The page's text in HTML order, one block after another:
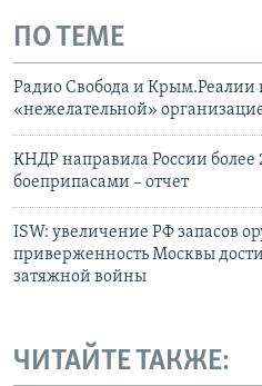
ПО ТЕМЕ
Радио Свобода и Крым.Реалии
«нежелательной»
КНДР направила России более
боеприпасами – отчет
ISW: увеличение РФ запасов
приверженность Москвы
затяжной войны
ЧИТАЙТЕ ТАКЖЕ: